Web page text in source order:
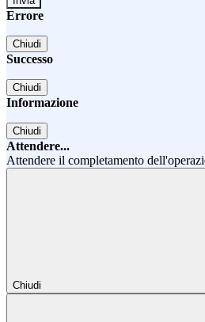
Errore
Chiudi
Successo
Chiudi
Informazione
Chiudi
Attendere...
Attendere il completamento
Chiudi